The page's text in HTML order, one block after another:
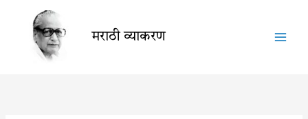
content
मराठी व्याकरण